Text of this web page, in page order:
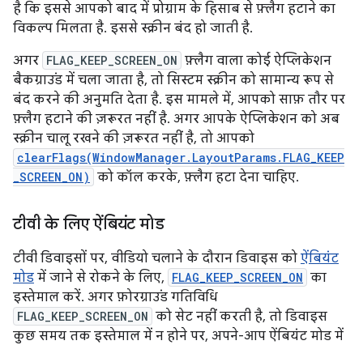
है कि इससे आपको बाद में प्रोग्राम के हिसाब से फ़्लैग हटाने का
विकल्प मिलता है. इससे स्क्रीन बंद हो जाती है.
अगर FLAG_KEEP_SCREEN_ON फ़्लैग वाला कोई ऐप्लिकेशन
बैकग्राउंड में चला जाता है, तो सिस्टम स्क्रीन को सामान्य रूप से
बंद करने की अनुमति देता है. इस मामले में, आपको साफ़ तौर पर
फ़्लैग हटाने की ज़रूरत नहीं है. अगर आपके ऐप्लिकेशन को अब
स्क्रीन चालू रखने की ज़रूरत नहीं है, तो आपको
clearFlags(WindowManager.LayoutParams.FLAG_KEEP
_SCREEN_ON) को कॉल करके, फ़्लैग हटा देना चाहिए.
टीवी के लिए ऐंबियंट मोड
टीवी डिवाइसों पर, वीडियो चलाने के दौरान डिवाइस को ऐंबियंट
मोड में जाने से रोकने के लिए, FLAG_KEEP_SCREEN_ON का
इस्तेमाल करें. अगर फ़ोरग्राउंड गतिविधि
FLAG_KEEP_SCREEN_ON को सेट नहीं करती है, तो डिवाइस
कुछ समय तक इस्तेमाल में न होने पर, अपने-आप ऐंबियंट मोड में